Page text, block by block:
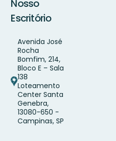
Nosso
Escritório
Avenida José
Rocha
Bomfim, 214,
Bloco E – Sala
138
Loteamento
Center Santa
Genebra,
13080-650 -
Campinas, SP